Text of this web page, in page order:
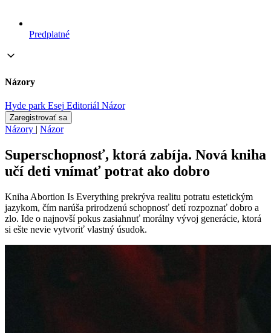
Predplatné
Názory
Hyde park Esej Editoriál Názor
Zaregistrovať sa
Názory | Názor
Superschopnosť, ktorá zabíja. Nová kniha
učí deti vnímať potrat ako dobro
Kniha Abortion Is Everything prekrýva realitu potratu estetickým
jazykom, čím narúša prirodzenú schopnosť detí rozpoznať dobro a
zlo. Ide o najnovší pokus zasiahnuť morálny vývoj generácie, ktorá
si ešte nevie vytvoriť vlastný úsudok.